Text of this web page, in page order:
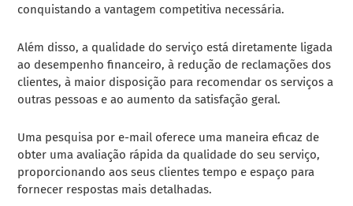
conquistando a vantagem competitiva necessária.
Além disso, a qualidade do serviço está diretamente ligada
ao desempenho financeiro, à redução de reclamações dos
clientes, à maior disposição para recomendar os serviços a
outras pessoas e ao aumento da satisfação geral.
Uma pesquisa por e-mail oferece uma maneira eficaz de
obter uma avaliação rápida da qualidade do seu serviço,
proporcionando aos seus clientes tempo e espaço para
fornecer respostas mais detalhadas.